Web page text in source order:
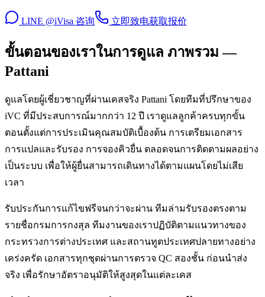
LINE @iVisa 咨询 立即致电获取报价
ขั้นตอนของเราในการดูแล ภาพรวม —
Pattani
ดูแลโดยผู้เชี่ยวชาญที่ผ่านเคสจริง Pattani โดยทีมที่ปรึกษาของ
iVC ที่มีประสบการณ์มากกว่า 12 ปี เราดูแลลูกค้าครบทุกขั้น
ตอนตั้งแต่การประเมินคุณสมบัติเบื้องต้น การเตรียมเอกสาร
การแปลและรับรอง การจองคิวยื่น ตลอดจนการติดตามผลอย่าง
เป็นระบบ เพื่อให้ผู้ยื่นสามารถเดินทางได้ตามแผนโดยไม่เสีย
เวลา
รับประกันการแก้ไขฟรีจนกว่าจะผ่าน ทีมล่ามรับรองตรงตาม
รายชื่อกรมการกงสุล ทีมงานของเราปฏิบัติตามแนวทางของ
กระทรวงการต่างประเทศ และสถานทูตประเทศปลายทางอย่าง
เคร่งครัด เอกสารทุกชุดผ่านการตรวจ QC สองชั้น ก่อนนำส่ง
จริง เพื่อรักษาอัตราอนุมัติให้สูงสุดในแต่ละเคส